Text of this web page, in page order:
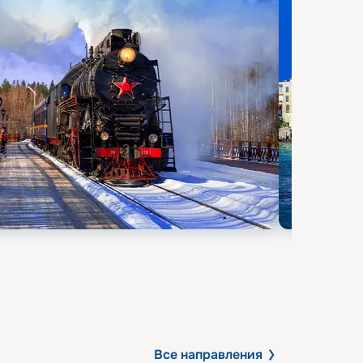
Все направления